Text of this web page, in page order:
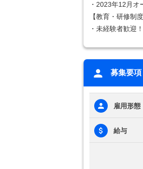
・2023年12月オ
【教育・研修制度
・未経験者歓迎
募集要項
雇用形態
給与